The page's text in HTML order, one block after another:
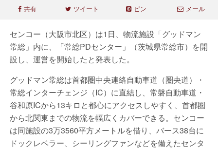
共有 ツイート ピン メール
センコー（大阪市北区）は1日、物流施設「グッドマン
常総」内に、「常総PDセンター」（茨城県常総市）を開
設し、運営を開始したと発表した。
グッドマン常総は首都圏中央連絡自動車道（圏央道）・
常総インターチェンジ（IC）に直結し、常磐自動車道・
谷和原ICから13キロと都心にアクセスしやすく、首都圏
から北関東までの物流を幅広くカバーできる。センコー
は同施設の3万3560平方メートルを借り、バース38台に
ドックレベラー、シーリングファンなどを備えたセンタ